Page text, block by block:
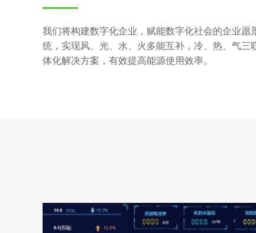
我们将构建数字化企业，赋能数字化社会的企业
统，实现风、光、水、火多能互补，冷、热、气
体化解决方案，有效提高能源使用效率。